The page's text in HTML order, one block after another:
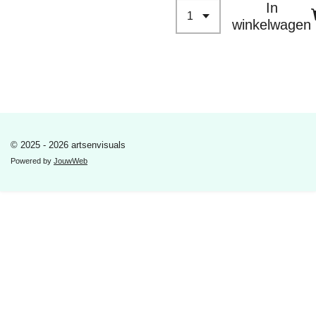
In
winkelwagen
© 2025 - 2026 artsenvisuals
Powered by JouwWeb